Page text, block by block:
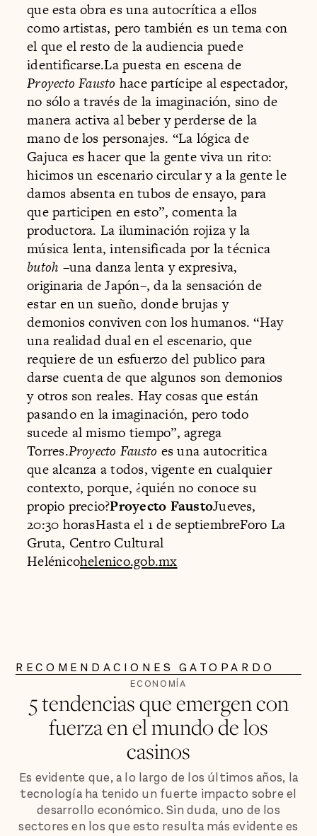
que esta obra es una autocrítica a ellos
como artistas, pero también es un tema con
el que el resto de la audiencia puede
identificarse.La puesta en escena de
Proyecto Fausto hace partícipe al espectador,
no sólo a través de la imaginación, sino de
manera activa al beber y perderse de la
mano de los personajes. “La lógica de
Gajuca es hacer que la gente viva un rito:
hicimos un escenario circular y a la gente le
damos absenta en tubos de ensayo, para
que participen en esto”, comenta la
productora. La iluminación rojiza y la
música lenta, intensificada por la técnica
butoh –una danza lenta y expresiva,
originaria de Japón–, da la sensación de
estar en un sueño, donde brujas y
demonios conviven con los humanos. “Hay
una realidad dual en el escenario, que
requiere de un esfuerzo del publico para
darse cuenta de que algunos son demonios
y otros son reales. Hay cosas que están
pasando en la imaginación, pero todo
sucede al mismo tiempo”, agrega
Torres.Proyecto Fausto es una autocritica
que alcanza a todos, vigente en cualquier
contexto, porque, ¿quién no conoce su
propio precio?Proyecto FaustoJueves,
20:30 horasHasta el 1 de septiembreForo La
Gruta, Centro Cultural
Helénicohelenico.gob.mx
RECOMENDACIONES GATOPARDO
ECONOMÍA
5 tendencias que emergen con
fuerza en el mundo de los
casinos
Es evidente que, a lo largo de los últimos años, la
tecnología ha tenido un fuerte impacto sobre el
desarrollo económico. Sin duda, uno de los
sectores en los que esto resulta más evidente es